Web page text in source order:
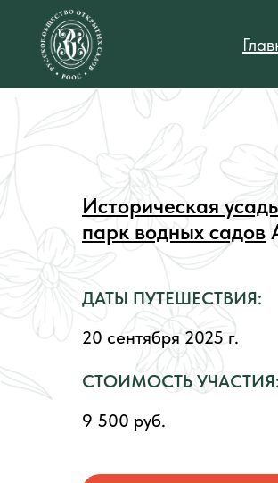
Историческая
парк водных садов
СТОИМОСТЬ УЧАСТИЯ:
ДАТЫ ПУТЕШЕСТВИЯ:
20 сентября 2025 г.
9 500 руб.